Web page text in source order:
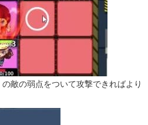
敵の弱点をついて攻撃できればより